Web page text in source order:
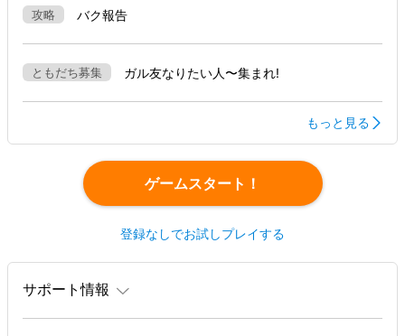
攻略 バク報告
ともだち募集 ガル友なりたい人〜集まれ!
もっと見る
ゲームスタート！
登録なしでお試しプレイする
サポート情報